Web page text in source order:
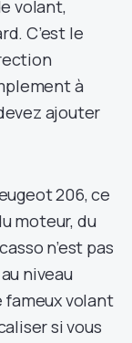
volant,
C’est le
à
ajouter
206, ce
moteur, du
n’est pas
niveau
fameux volant
si vous